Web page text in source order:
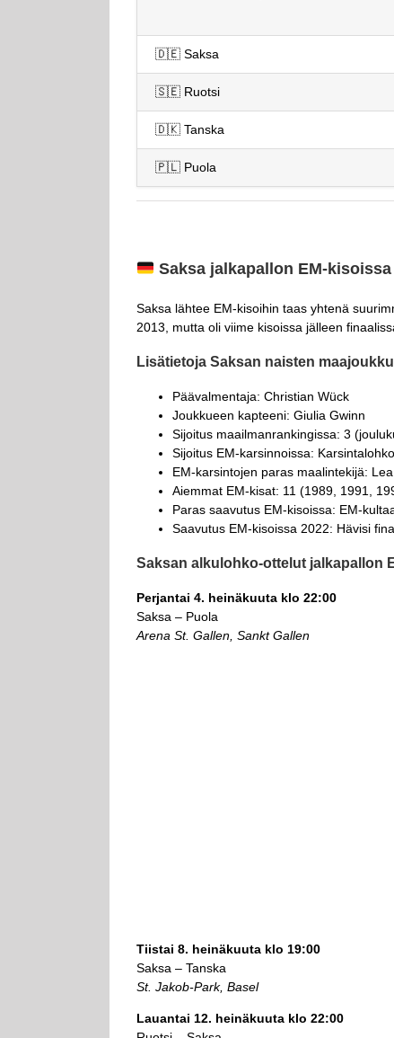
🇩🇪​ Saksa
🇸🇪​ Ruotsi
🇩🇰 Tanska
🇵🇱​ Puola
Saksa jalkapallon EM-kisoissa
Saksa lähtee EM-kisoihin taas yhtenä
2013, mutta oli viime kisoissa jälleen
Lisätietoja Saksan naisten
Päävalmentaja: Christian Wück
Joukkueen kapteeni: Giulia Gwinn
Sijoitus maailmanrankingissa: 3
Sijoitus EM-karsinnoissa:
EM-karsintojen paras maalintekijä:
Aiemmat EM-kisat: 11 (1989, 1991,
Paras saavutus EM-kisoissa: EM-
Saavutus EM-kisoissa 2022: Hävisi
Saksan alkulohko-ottelut jalkapallon
Perjantai 4. heinäkuuta klo 22:00
Saksa – Puola
Arena St. Gallen, Sankt Gallen
Tiistai 8. heinäkuuta klo 19:00
Saksa – Tanska
St. Jakob-Park, Basel
Lauantai 12. heinäkuuta klo 22:00